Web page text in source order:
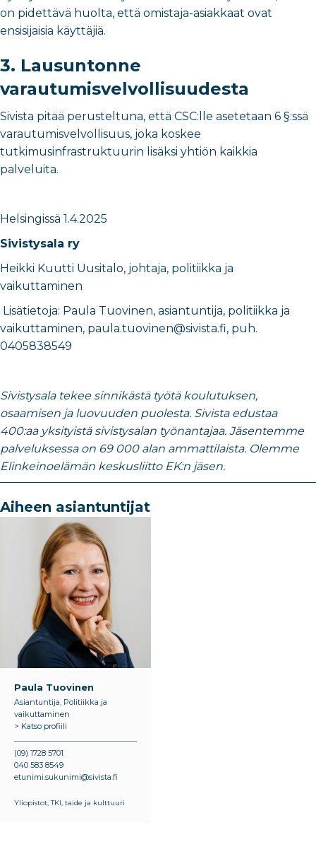
on pidettävä huolta, että omistaja-asiakkaat ovat
ensisijaisia käyttäjiä.
3. Lausuntonne
varautumisvelvollisuudesta
Sivista pitää perusteltuna, että CSC:lle asetetaan 6 §:ssä
varautumisvelvollisuus, joka koskee
tutkimusinfrastruktuurin lisäksi yhtiön kaikkia
palveluita.
Helsingissä 1.4.2025
Sivistysala ry
Heikki Kuutti Uusitalo, johtaja, politiikka ja
vaikuttaminen
Lisätietoja: Paula Tuovinen, asiantuntija, politiikka ja
vaikuttaminen​, paula.tuovinen@sivista.fi, puh.
0405838549
Sivistysala tekee sinnikästä työtä koulutuksen,
osaamisen ja luovuuden puolesta. Sivista edustaa
400:aa yksityistä sivistysalan työnantajaa. Jäsentemme
palveluksessa on 69 000 alan ammattilaista. Olemme
Elinkeinoelämän keskusliitto EK:n jäsen.
Aiheen asiantuntijat
Paula Tuovinen
Asiantuntija, Politiikka ja
vaikuttaminen
> Katso profiili
(09) 1728 5701
040 583 8549
etunimi.sukunimi@sivista.fi
Yliopistot, TKI, taide ja kulttuuri